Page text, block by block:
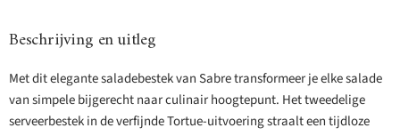
Beschrijving en uitleg
Met dit elegante saladebestek van Sabre transformeer je elke salade
van simpele bijgerecht naar culinair hoogtepunt. Het tweedelige
serveerbestek in de verfijnde Tortue-uitvoering straalt een tijdloze